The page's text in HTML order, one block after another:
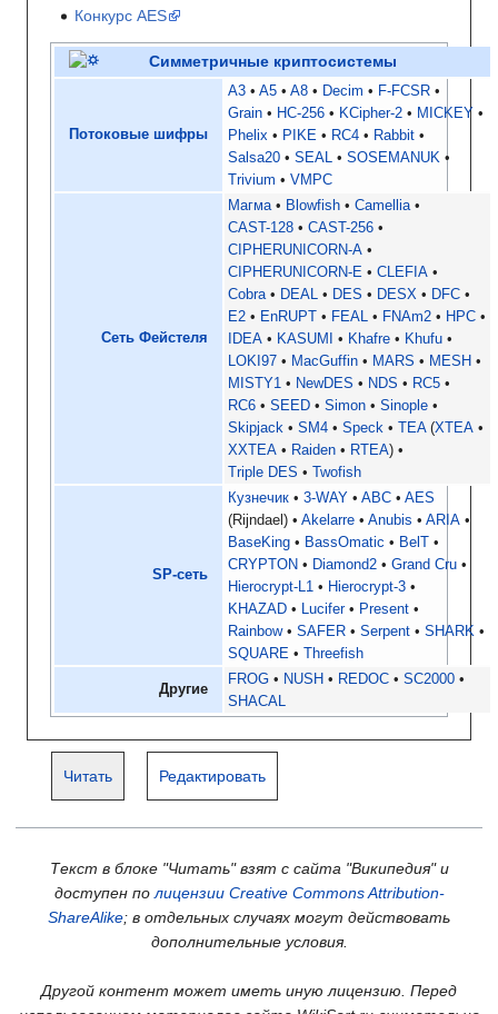
Конкурс AES
Симметричные криптосистемы
Потоковые шифры
A3 A5 A8 Decim
F-FCSR
Grain
HC-256 KCipher-2
MICKEY
Phelix
PIKE RC4
Rabbit
Salsa20
SEAL
SOSEMANUK
Trivium
VMPC
Сеть Фейстеля
Магма Blowfish
Camellia
CAST-128
CAST-256
CIPHERUNICORN-A
CIPHERUNICORN-E
CLEFIA
Cobra
DEAL DES DESX
DFC
E2
EnRUPT FEAL FNAm2
HPC
IDEA
KASUMI Khafre
Khufu
LOKI97
MacGuffin MARS
MESH
MISTY1
NewDES NDS
RC5
RC6
SEED Simon
Sinople
Skipjack
SM4 Speck TEA XTEA
XXTEA
Raiden
RTEA
Triple DES
Twofish
SP-сеть
Кузнечик 3-WAY ABC
AES
(Rijndael)
Akelarre Anubis
ARIA
BaseKing
BassOmatic
BelT
CRYPTON
Diamond2
Grand Cru
Hierocrypt-L1
Hierocrypt-3
KHAZAD
Lucifer
Present
Rainbow
SAFER Serpent
SHARK
SQUARE
Threefish
Другие
FROG NUSH REDOC
SC2000
SHACAL
Читать Редактировать
Текст в блоке "Читать" взят с сайта "Википедия" и
доступен полицензии Creative Commons Attribution-
ShareAlike; в отдельных случаях могут действовать
дополнительные условия.
Другой контент может иметь иную лицензию. Перед